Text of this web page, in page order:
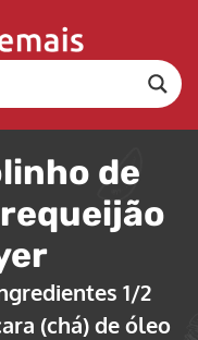
de
1/2
(chá) de óleo